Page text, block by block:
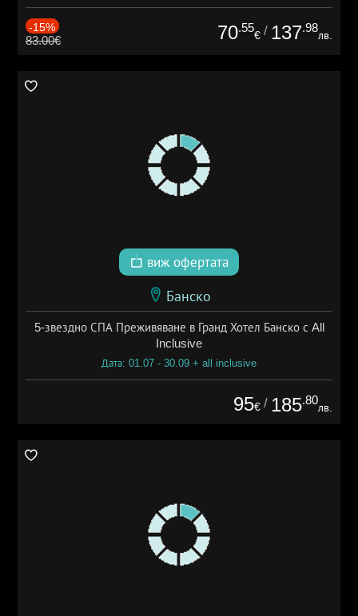
-15%
83.00€ 70.55
€ / 137.98
лв.
виж офертата
Банско
5-звездно СПА Преживяване в Гранд Хотел Банско с All
Inclusive
Дата: 01.07 - 30.09 + all inclusive
95€ / 185.80
лв.